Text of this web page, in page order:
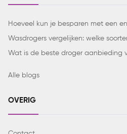
Hoeveel kun je besparen met een
Wasdrogers vergelijken: welke
Wat is de beste droger aanbieding
Alle blogs
OVERIG